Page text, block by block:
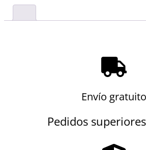
Envío gratuito
Pedidos